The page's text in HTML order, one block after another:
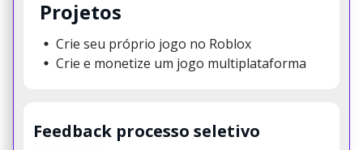
Projetos
Crie seu próprio jogo no Roblox
Crie e monetize um jogo multiplataforma
Feedback processo seletivo